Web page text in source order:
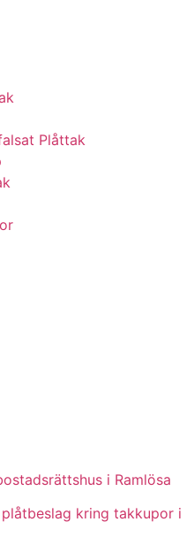
Plåttak
i Ramlösa
kring takkupor i